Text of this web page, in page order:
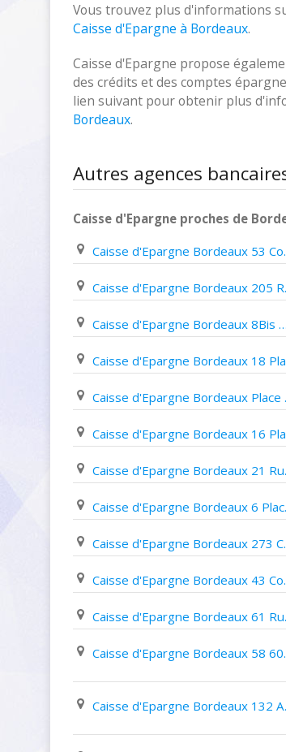
Vous trouvez plus d'informations
Caisse d'Epargne à Bordeaux.
Caisse d'Epargne propose
des crédits et des comptes
lien suivant pour obtenir plus
Bordeaux.
Autres agences
Caisse d'Epargne proches de
Caisse
Caisse d'Epargne Bordeaux 8Bis Place de L'eglise
Caisse
Caisse
Caisse
Caisse
Caisse
Caisse
Caisse
Caisse